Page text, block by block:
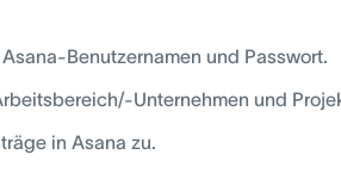
Benutzernamen und Passwort.
Unternehmen und
in Asana zu.